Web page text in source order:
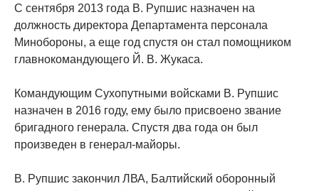
С сентября 2013 года В. Рупшис назначен на
должность директора Департамента персонала
Минобороны, а еще год спустя он стал помощником
главнокомандующего Й. В. Жукаса.
Командующим Сухопутными войсками В. Рупшис
назначен в 2016 году, ему было присвоено звание
бригадного генерала. Спустя два года он был
произведен в генерал-майоры.
В. Рупшис закончил ЛВА, Балтийский оборонный